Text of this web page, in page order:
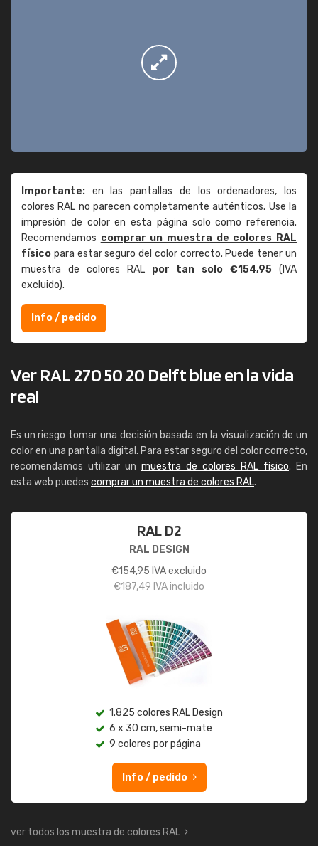
Importante: en las pantallas de los ordenadores, los
colores RAL no parecen completamente auténticos. Use la
impresión de color en esta página solo como referencia.
Recomendamos comprar un muestra de colores RAL
físico para estar seguro del color correcto. Puede tener un
muestra de colores RAL por tan solo €154,95 (IVA
excluido).
Info / pedido
Ver RAL 270 50 20 Delft blue en la vida
real
Es un riesgo tomar una decisión basada en la visualización de un
color en una pantalla digital. Para estar seguro del color correcto,
recomendamos utilizar un muestra de colores RAL físico. En
esta web puedes comprar un muestra de colores RAL.
RAL D2
RAL DESIGN
€154,95 IVA excluido
€187,49 IVA incluido
1.825 colores RAL Design
6 x 30 cm, semi-mate
9 colores por página
Info / pedido
ver todos los muestra de colores RAL